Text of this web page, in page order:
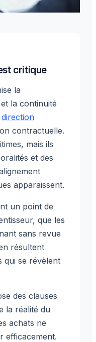
critique
la
la continuité
direction
contractuelle.
mais ils
et des
apparaissent.
un point de
que les
sans revue
résultent
qui se révèlent
des clauses
la réalité du
achats ne
efficacement.